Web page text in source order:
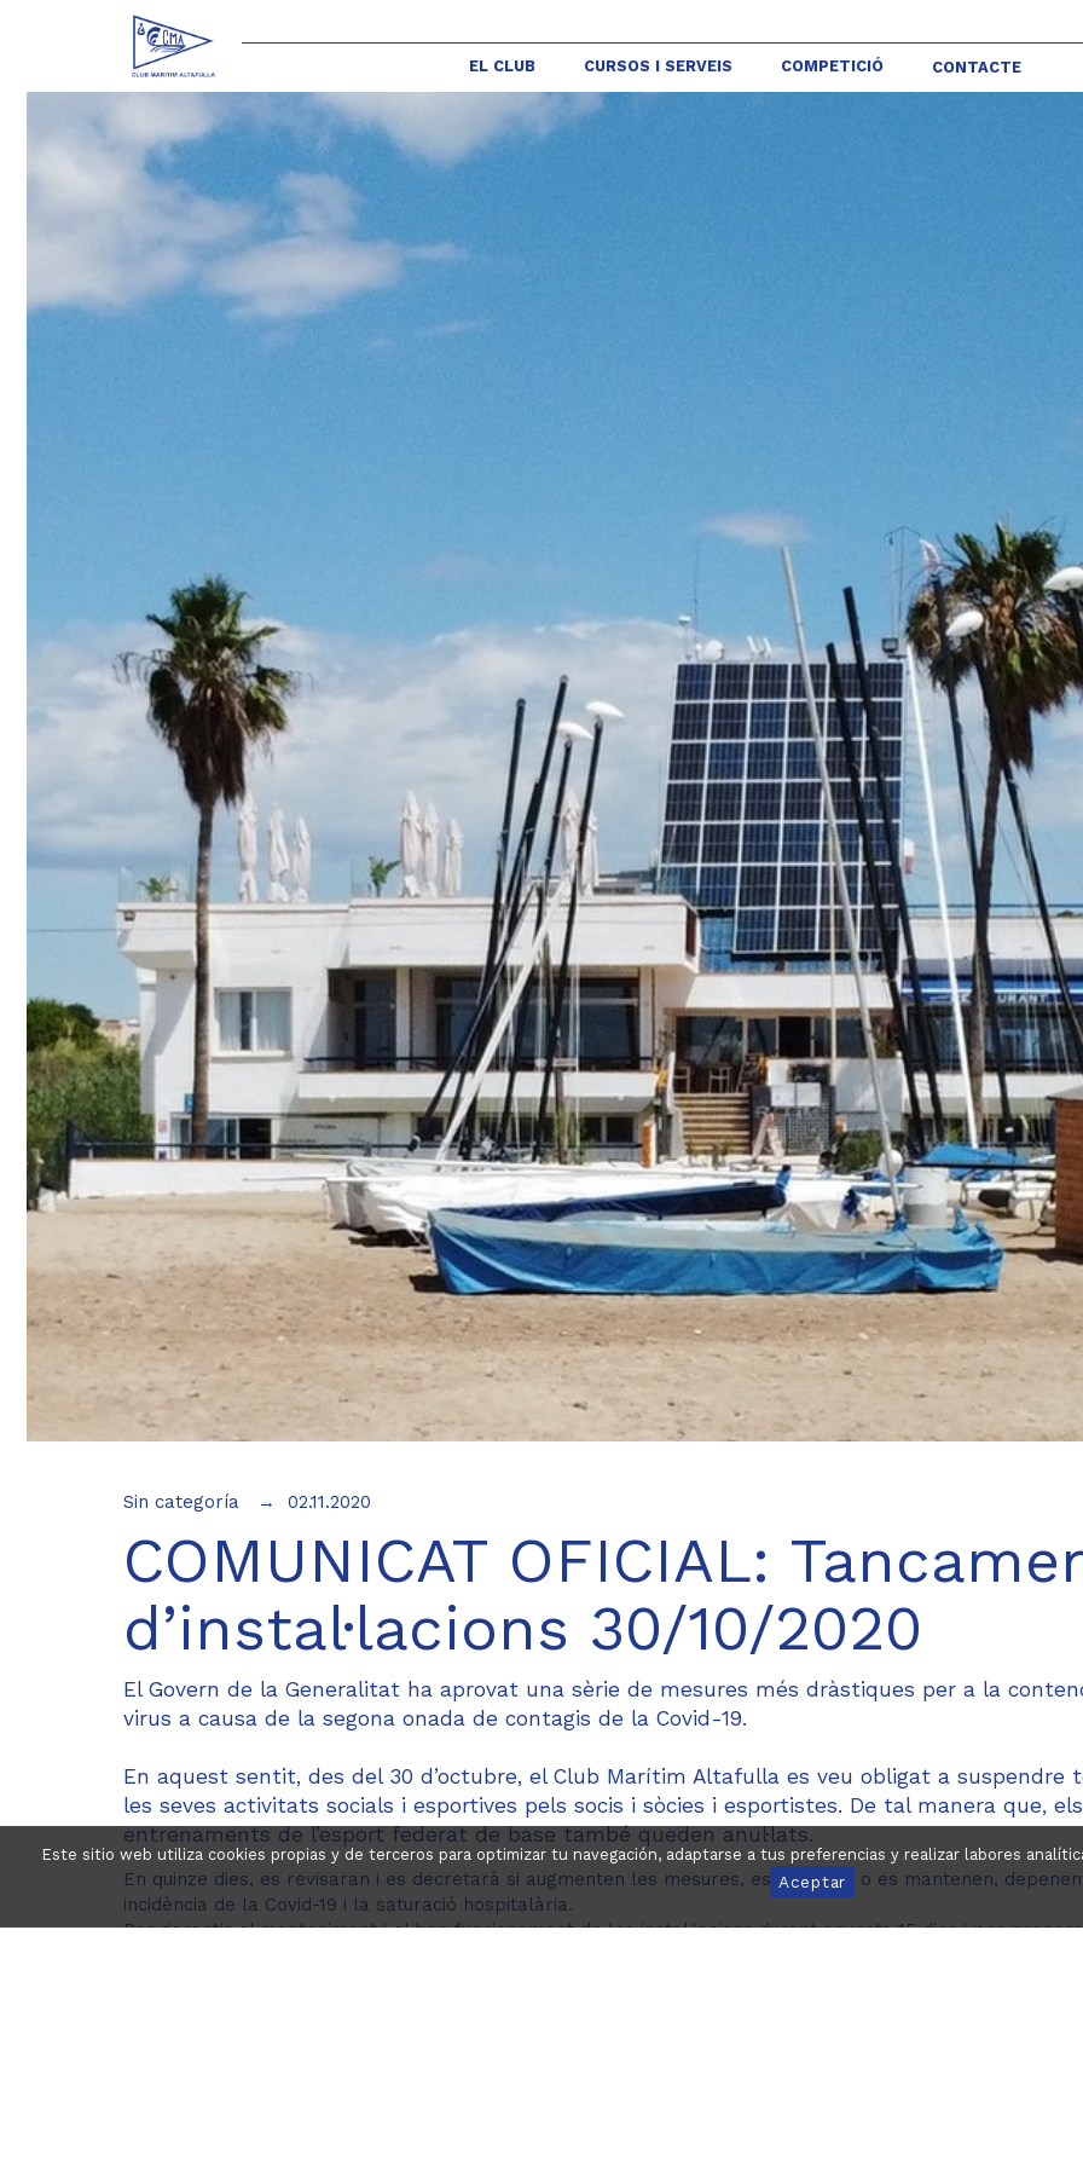
Este sitio web utiliza cookies propias y de terceros para optimizar tu navegación, adaptarse a tus preferencias y realizar labores
Aceptar
EL CLUB CURSOS I SERVEIS COMPETICIÓ CONTACTE
Sin categoría 02.11.2020
COMUNICAT OFICIAL:
d’instal·lacions 30/10/2020
El Govern de la Generalitat ha aprovat una sèrie de mesures més dràstiques per a la
virus a causa de la segona onada de contagis de la Covid-19.
En aquest sentit, des del 30 d’octubre, el Club Marítim Altafulla es veu obligat a suspendre
les seves activitats socials i esportives pels socis i sòcies i esportistes. De tal manera que, els
entrenaments de l’esport federat de base també queden anul·lats.
En quinze dies, es revisaran i es decretarà si augmenten les mesures, es rebaixen o es mantenen,
incidència de la Covid-19 i la saturació hospitalària.
Per garantir el manteniment i el bon funcionament de les instal·lacions durant aquests 15 dies i per